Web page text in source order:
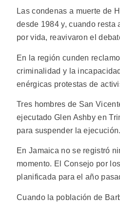
Las condenas a muerte de
desde 1984 y, cuando resta
por vida, reavivaron el
En la región cunden
criminalidad y la
enérgicas protestas de
Tres hombres de San
ejecutado Glen Ashby en
para suspender la
En Jamaica no se registró
momento. El Consejo por
planificada para el año
Cuando la población de